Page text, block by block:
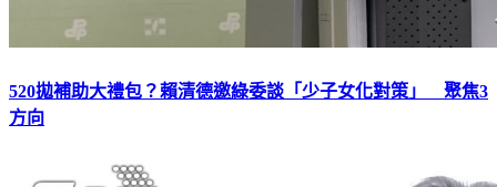
520拋補助大禮包？賴清德邀綠委談「少子女化對策」 聚焦3
方向